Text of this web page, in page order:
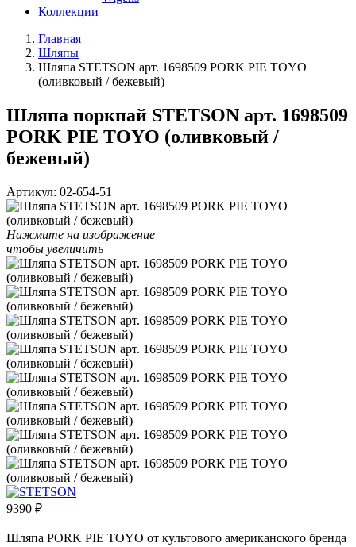
Коллекции
Главная
Шляпы
Шляпа STETSON арт. 1698509 PORK PIE TOYO
(оливковый / бежевый)
Шляпа поркпай STETSON арт. 1698509
PORK PIE TOYO (оливковый /
бежевый)
Артикул: 02-654-51
Нажмите на изображение
чтобы увеличить
9390 ₽
Шляпа PORK PIE TOYO от культового американского бренда